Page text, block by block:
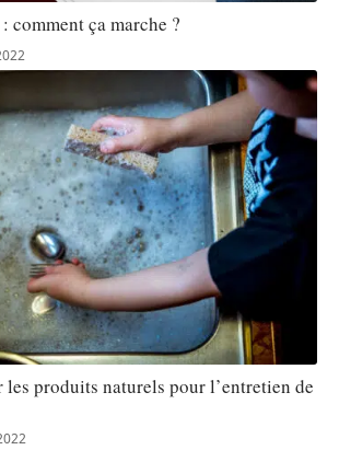
comment ça marche ?
produits naturels pour l’entretien de